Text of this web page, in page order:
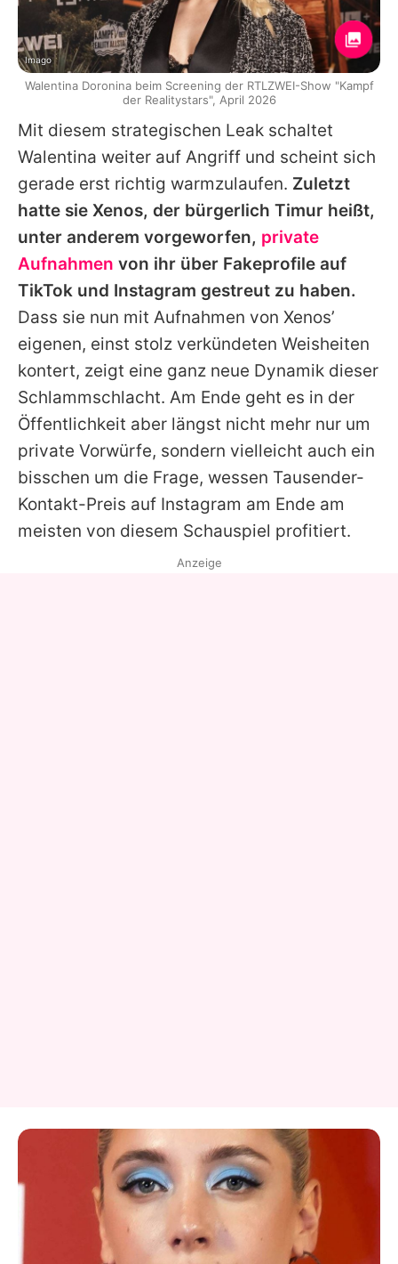
Mit diesem strategischen Leak schaltet
Walentina weiter auf Angriff und scheint sich
gerade erst richtig warmzulaufen. Zuletzt
hatte sie Xenos, der bürgerlich Timur heißt,
unter anderem vorgeworfen, private
Aufnahmen von ihr über Fakeprofile auf
TikTok und Instagram gestreut zu haben.
Dass sie nun mit Aufnahmen von Xenos’
eigenen, einst stolz verkündeten Weisheiten
kontert, zeigt eine ganz neue Dynamik dieser
Schlammschlacht. Am Ende geht es in der
Öffentlichkeit aber längst nicht mehr nur um
private Vorwürfe, sondern vielleicht auch ein
bisschen um die Frage, wessen Tausender-
Kontakt-Preis auf Instagram am Ende am
meisten von diesem Schauspiel profitiert.
Imago
Walentina Doronina beim Screening der RTLZWEI-Show "Kampf
der Realitystars", April 2026
Anzeige